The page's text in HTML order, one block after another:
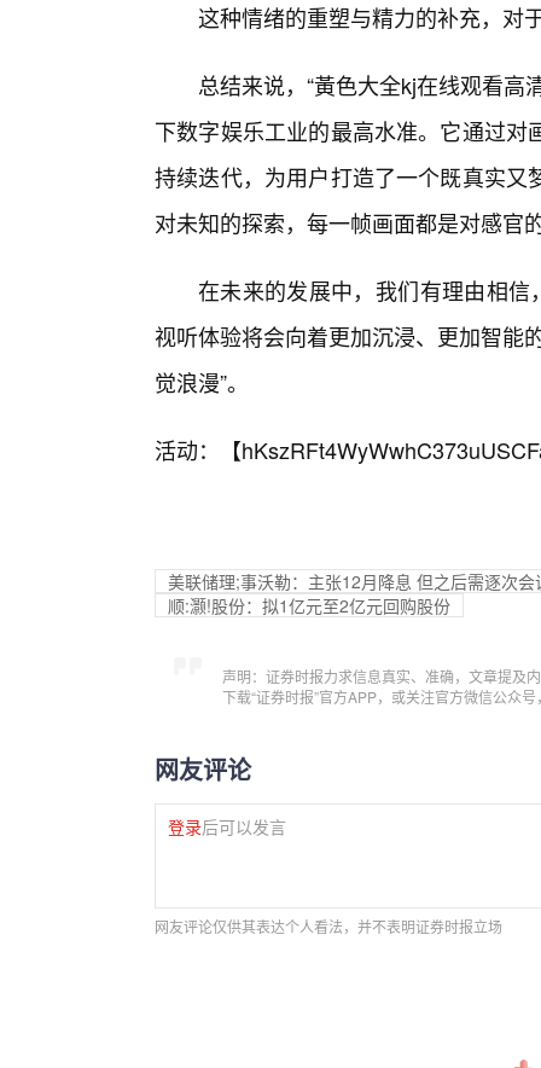
这种情绪的重塑与精力的补充，对
总结来说，“黃色大全kj在线观看高
下数字娱乐工业的最高水准。它通过
持续迭代，为用户打造了一个既真实
对未知的探索，每一帧画面都是对感官
在未来的发展中，我们有理由相
视听体验将会向着更加沉浸、更加智能
觉浪漫”。
活动：【
美联储理;事沃勒：主张12月降息 但之后需逐次会
顺:灏!股份：拟1亿元至2亿元回购股份
声明：证券时报力求信息真实、准确，文章提及
下载“证券时报”官方APP，或关注官方微信公众
网友评论
登录后可以发言
网友评论仅供其表达个人看法，并不表明证券时报立场